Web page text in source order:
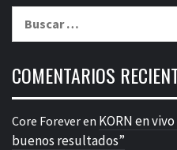
COMENTARIOS
Core Foreveren KORN en
buenos resultados”